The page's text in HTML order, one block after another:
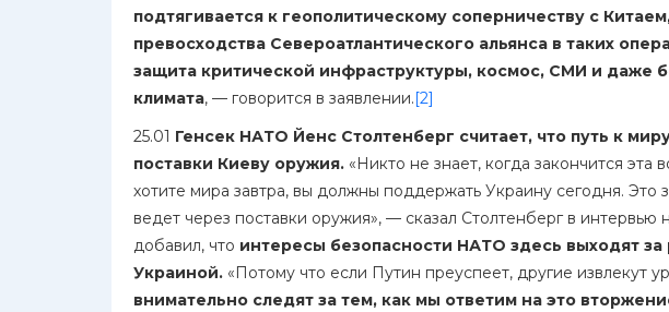
подтягивается к геополитическому соперничеству с
превосходства Североатлантического альянса в таких
защита критической инфраструктуры, космос, СМИ и даже
климата, — говорится в заявлении.[2]
25.01 Генсек НАТО Йенс Столтенберг считает, что путь к
поставки Киеву оружия. «Никто не знает, когда закончится эта
хотите мира завтра, вы должны поддержать Украину сегодня. Это
ведет через поставки оружия», — сказал Столтенберг в интервью
добавил, что интересы безопасности НАТО здесь выходят
Украиной. «Потому что если Путин преуспеет, другие извлекут
внимательно следят за тем, как мы ответим на это